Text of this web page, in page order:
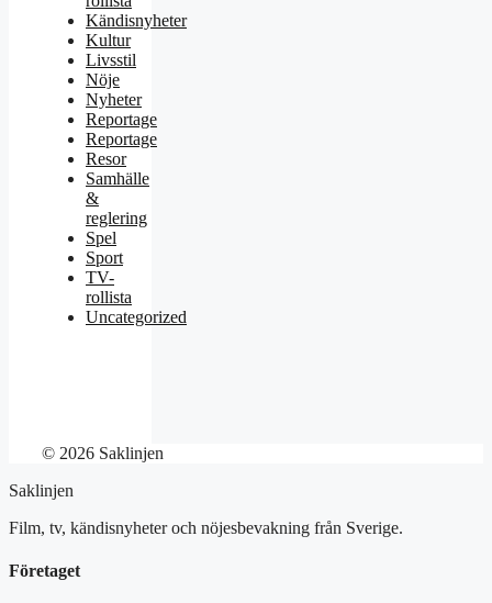
Kändisnyheter
Kultur
Livsstil
Nöje
Nyheter
Reportage
Reportage
Resor
Samhälle
&
reglering
Spel
Sport
TV-
rollista
Uncategorized
© 2026 Saklinjen
Saklinjen
Film, tv, kändisnyheter och nöjesbevakning från Sverige.
Företaget